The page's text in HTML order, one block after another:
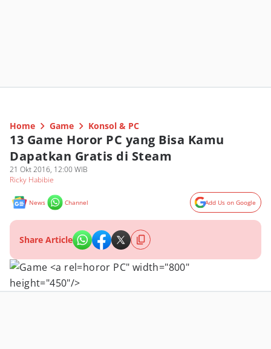
Home Game Konsol & PC
13 Game Horor PC yang Bisa Kamu
Dapatkan Gratis di Steam
21 Okt 2016, 12:00 WIB
Ricky Habibie
News Channel Add Us on Google
Share Article
horor PC" width="800"
height="450"/>